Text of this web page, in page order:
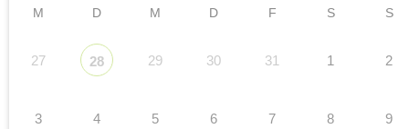
M D M D F S S
27 28 29 30 31 1 2
3 4 5 6 7 8 9